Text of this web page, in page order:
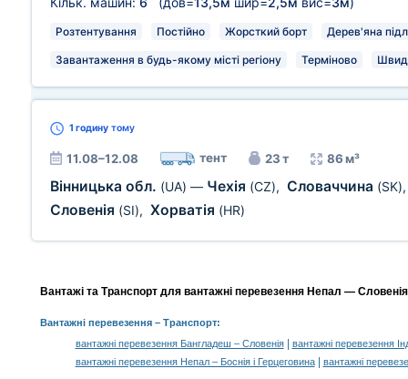
Розтентування Постійно Жорсткий борт Дерев'яна
Завантаження в будь-якому місті регіону Терміново
1 годину тому
11.08–12.08 тент 23 т 86 м³
Вінницька обл. (UA) — Чехія (CZ), Словаччина (SK)
Словенія (SI), Хорватія (HR)
Вантажі та Транспорт для вантажні перевезення Непал —
Вантажні перевезення– Транспорт:
вантажні перевезення Бангладеш – Словенія|
вантажні перевезення
вантажні перевезення Непал – Боснія і Герцеговина| вантажні